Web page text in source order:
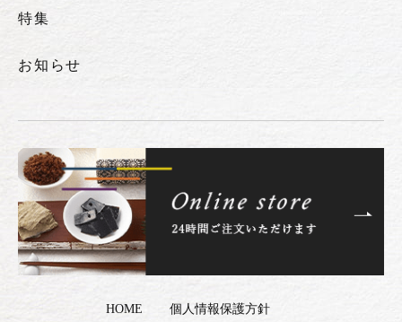
特集
お知らせ
HOME 個人情報保護方針